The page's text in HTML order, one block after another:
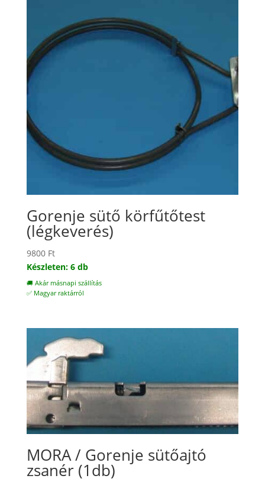
Gorenje sütő körfűtőtest
(légkeverés)
9800 Ft
Készleten: 6 db
🚚 Akár másnapi szállítás
✅ Magyar raktárról
MORA / Gorenje sütőajtó
zsanér (1db)